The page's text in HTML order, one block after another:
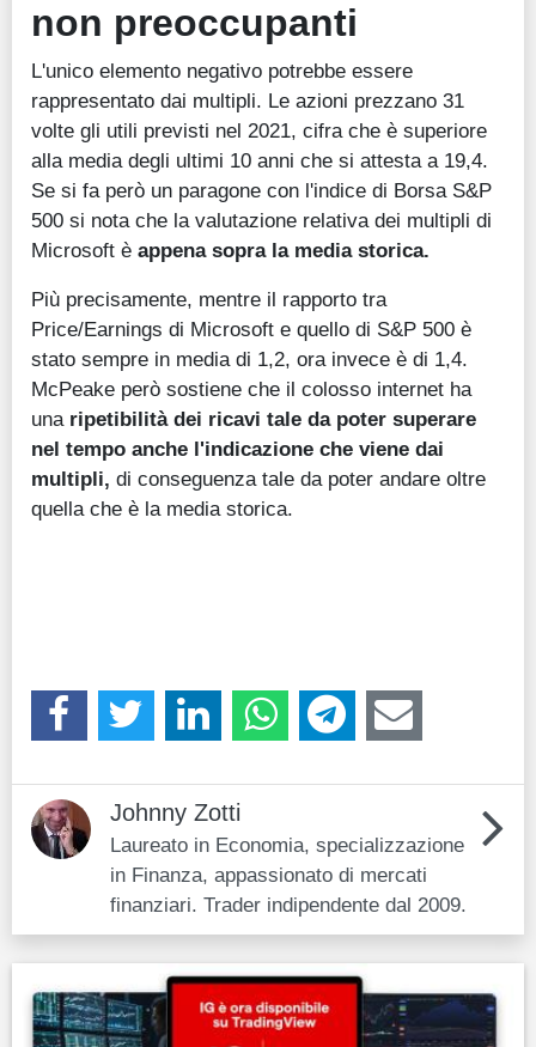
non preoccupanti
L'unico elemento negativo potrebbe essere
rappresentato dai multipli. Le azioni prezzano 31
volte gli utili previsti nel 2021, cifra che è superiore
alla media degli ultimi 10 anni che si attesta a 19,4.
Se si fa però un paragone con l'indice di Borsa S&P
500 si nota che la valutazione relativa dei multipli di
Microsoft è appena sopra la media storica.
Più precisamente, mentre il rapporto tra
Price/Earnings di Microsoft e quello di S&P 500 è
stato sempre in media di 1,2, ora invece è di 1,4.
McPeake però sostiene che il colosso internet ha
una ripetibilità dei ricavi tale da poter superare
nel tempo anche l'indicazione che viene dai
multipli, di conseguenza tale da poter andare oltre
quella che è la media storica.
Johnny Zotti
Laureato in Economia, specializzazione
in Finanza, appassionato di mercati
finanziari. Trader indipendente dal 2009.